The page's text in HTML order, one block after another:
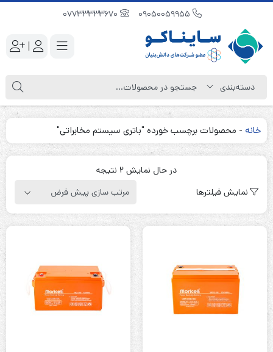
|
خانه - محصولات برچسب خورده "باتری سیستم مخابراتی"
در حال نمایش 2 نتیجه
نمایش فیلترها